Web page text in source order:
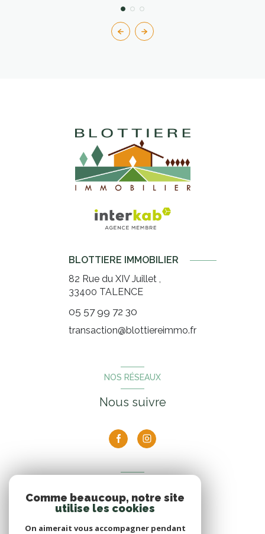
BLOTTIERE IMMOBILIER
82 Rue du XIV Juillet ,
33400 TALENCE
05 57 99 72 30
transaction@blottiereimmo.fr
NOS RÉSEAUX
Nous suivre
Nous adhérons
Comme beaucoup, notre site
utilise les cookies
On aimerait vous accompagner pendant